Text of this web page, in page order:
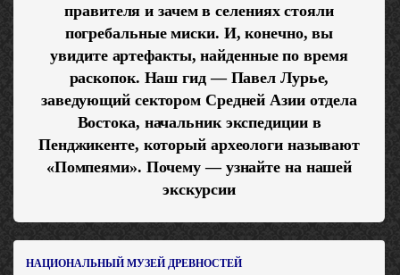
правителя и зачем в селениях стояли
погребальные миски. И, конечно, вы
увидите артефакты, найденные по время
раскопок. Наш гид — Павел Лурье,
заведующий сектором Средней Азии отдела
Востока, начальник экспедиции в
Пенджикенте, который археологи называют
«Помпеями». Почему — узнайте на нашей
экскурсии
НАЦИОНАЛЬНЫЙ МУЗЕЙ ДРЕВНОСТЕЙ